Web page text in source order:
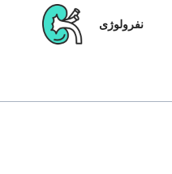
نفرولوژی